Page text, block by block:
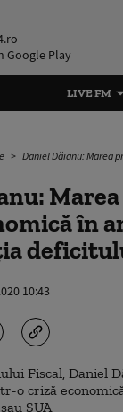
Google Play
LIVE FM
Daniel Dăianu: Marea provocare
în
10:43